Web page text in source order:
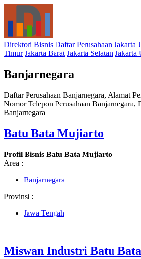
Direktori Bisnis Daftar Perusahaan Jakarta
Timur Jakarta Barat Jakarta Selatan Jakarta
Banjarnegara
Daftar Perusahaan Banjarnegara, Alamat
Nomor Telepon Perusahaan Banjarnegara,
Banjarnegara
Batu Bata Mujiarto
Profil Bisnis Batu Bata Mujiarto
Area :
Banjarnegara
Provinsi :
Jawa Tengah
Miswan Industri Batu Bata